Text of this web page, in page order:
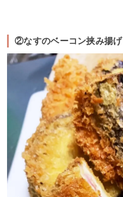
②なすのベーコン挟み揚げ